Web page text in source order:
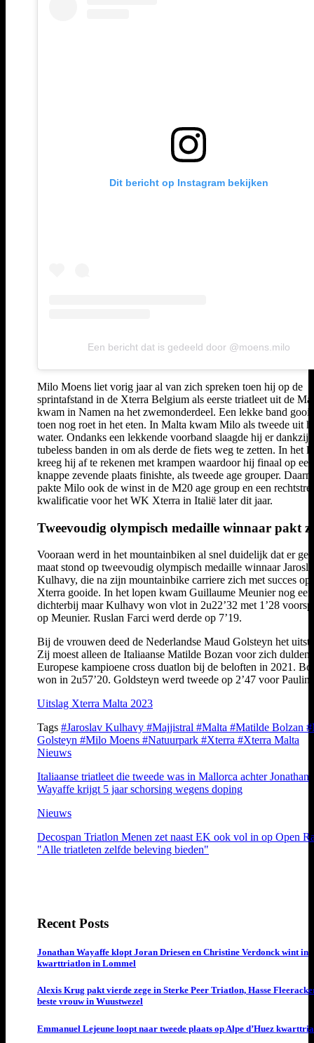
Dit bericht op Instagram bekijken
Een bericht dat is gedeeld door @moens.milo
Milo Moens liet vorig jaar al van zich spreken toen hij op de
sprintafstand in de Xterra Belgium als eerste triatleet uit de
kwam in Namen na het zwemonderdeel. Een lekke band
toen nog roet in het eten. In Malta kwam Milo als tweede uit
water. Ondanks een lekkende voorband slaagde hij er dankzij
tubeless banden in om als derde de fiets weg te zetten. In het
kreeg hij af te rekenen met krampen waardoor hij finaal op een
knappe zevende plaats finishte, als tweede age grouper.
pakte Milo ook de winst in de M20 age group en een
kwalificatie voor het WK Xterra in Italië later dit jaar.
Tweevoudig olympisch medaille winnaar pakt
Vooraan werd in het mountainbiken al snel duidelijk dat er
maat stond op tweevoudig olympisch medaille winnaar
Kulhavy, die na zijn mountainbike carriere zich met succes op
Xterra gooide. In het lopen kwam Guillaume Meunier nog
dichterbij maar Kulhavy won vlot in 2u22’32 met 1’28
op Meunier. Ruslan Farci werd derde op 7’19.
Bij de vrouwen deed de Nederlandse Maud Golsteyn het
Zij moest alleen de Italiaanse Matilde Bozan voor zich
Europese kampioene cross duatlon bij de beloften in 2021.
won in 2u57’20. Goldsteyn werd tweede op 2’47 voor
Uitslag Xterra Malta 2023
Tags #Jaroslav Kulhavy #Majjistral #Malta #Matilde Bolzan
Golsteyn #Milo Moens #Natuurpark #Xterra #Xterra Malta
Nieuws
Italiaanse triatleet die tweede was in Mallorca achter Jonathan
Wayaffe krijgt 5 jaar schorsing wegens doping
Nieuws
Decospan Triatlon Menen zet naast EK ook vol in op Open
"Alle triatleten zelfde beleving bieden"
Recent Posts
Jonathan Wayaffe klopt Joran Driesen en Christine Verdonck wint in
kwarttriatlon in Lommel
Alexis Krug pakt vierde zege in Sterke Peer Triatlon, Hasse
beste vrouw in Wuustwezel
Emmanuel Lejeune loopt naar tweede plaats op Alpe d’Huez